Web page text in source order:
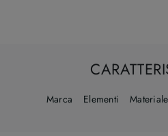
Marca Elementi Materiale